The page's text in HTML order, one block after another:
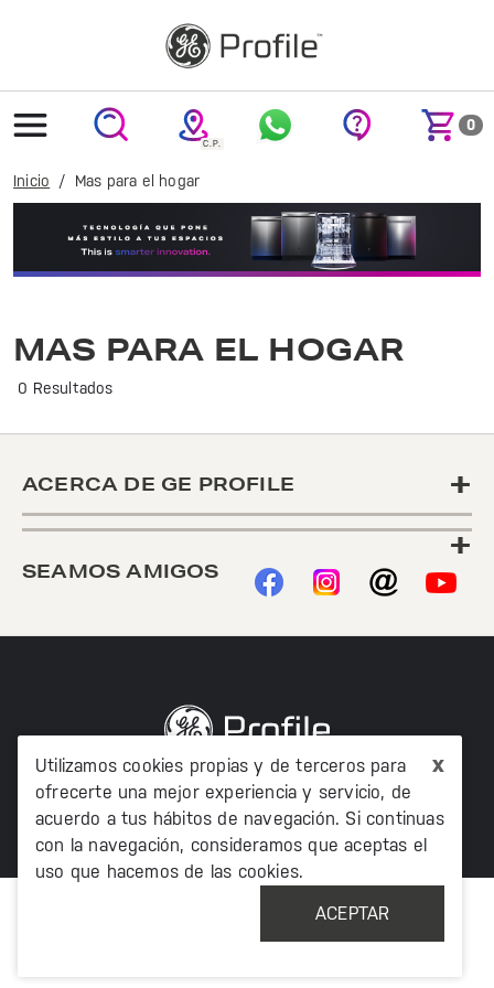
0
x
Utilizamos cookies propias y de terceros para
ofrecerte una mejor experiencia y servicio, de
acuerdo a tus hábitos de navegación. Si continuas
con la navegación, consideramos que aceptas el
uso que hacemos de las cookies.
ACEPTAR
Inicio Mas para el hogar
MAS PARA EL HOGAR
0 Resultados
ACERCA DE GE PROFILE
+
+
SEAMOS AMIGOS
©2020 TODOS LOS DERECHOS RESERVADOS MABE
MÉXICO AV. PASEO DE LAS PALMAS 215 PISO 7, COL. LOMAS
DE CHAPULTEPEC, MIGUEL HIDALCO, CIUDAD DE MÉXICO, CP
11000